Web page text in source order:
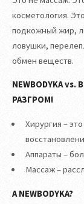
косметология.
подкожный жир,
ловушки,
обмен веществ.
NEWBODYKA
РАЗГРОМ!
Хирургия –
Аппараты –
Массаж –
А NEWBODYKA?